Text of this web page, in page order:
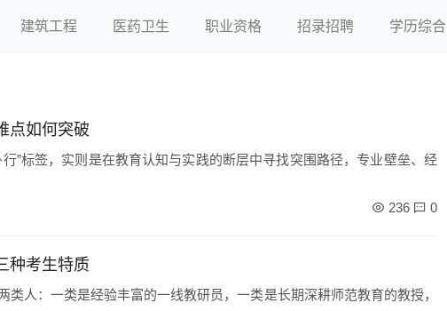
建筑工程 医药卫生 职业资格 招录招聘 学历综合
点如何突破
”标签，实则是在教育认知与实践的断层中寻找突围路径，专业壁垒、经
236 0
种考生特质
人：一类是经验丰富的一线教研员，一类是长期深耕师范教育的教授，